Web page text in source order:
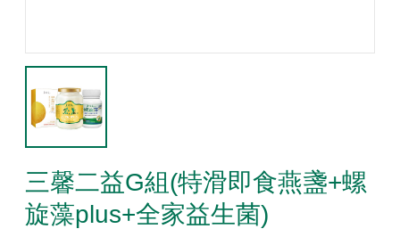
三馨二益G組(特滑即食燕盞+螺
旋藻plus+全家益生菌)